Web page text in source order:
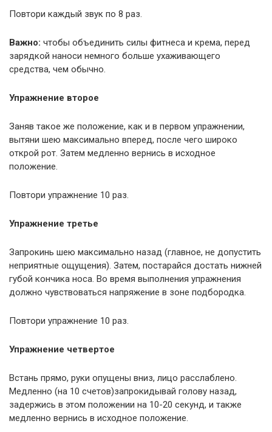
Повтори каждый звук по 8 раз.
Важно: чтобы объединить силы фитнеса и крема, перед
зарядкой наноси немного больше ухаживающего
средства, чем обычно.
Упражнение второе
Заняв такое же положение, как и в первом упражнении,
вытяни шею максимально вперед, после чего широко
открой рот. Затем медленно вернись в исходное
положение.
Повтори упражнение 10 раз.
Упражнение третье
Запрокинь шею максимально назад (главное, не допустить
неприятные ощущения). Затем, постарайся достать нижней
губой кончика носа. Во время выполнения упражнения
должно чувствоваться напряжение в зоне подбородка.
Повтори упражнение 10 раз.
Упражнение четвертое
Встань прямо, руки опущены вниз, лицо расслаблено.
Медленно (на 10 счетов)запрокидывай голову назад,
задержись в этом положении на 10-20 секунд, и также
медленно вернись в исходное положение.